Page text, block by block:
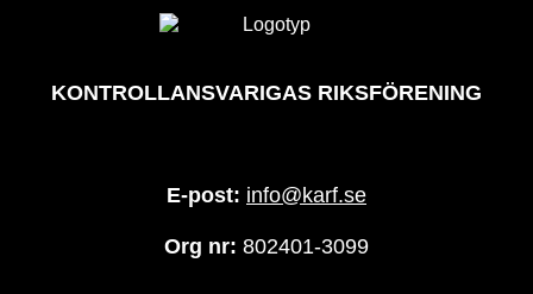
KONTROLLANSVARIGAS RIKSFÖRENING
E-post: info@karf.se
Org nr: 802401-3099